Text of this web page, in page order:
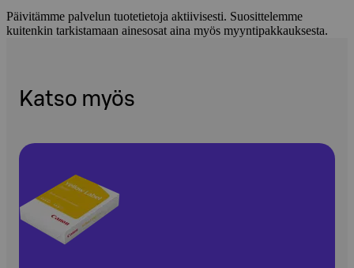
Päivitämme palvelun tuotetietoja aktiivisesti. Suosittelemme
kuitenkin tarkistamaan ainesosat aina myös myyntipakkauksesta.
Katso myös